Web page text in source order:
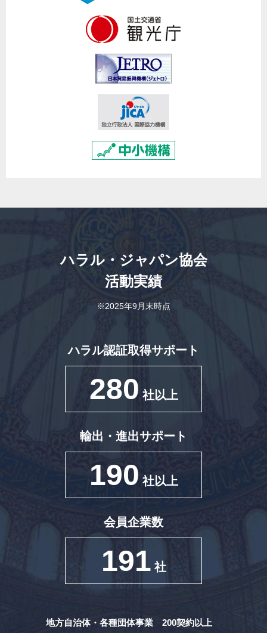
ハラル・ジャパン協会
活動実績
※2025年9月末時点
ハラル認証取得サポート
280 社以上
輸出・進出サポート
190 社以上
会員企業数
191 社
地方自治体・各種団体事業 200契約以上